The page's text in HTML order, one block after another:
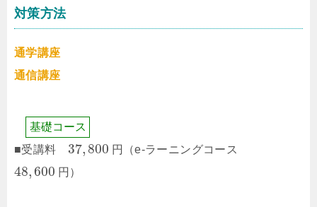
対策方法
通学講座
通信講座
基礎コ ース
■受講料 37, 800 円 （e-ラーニングコース
48,600 円 ）